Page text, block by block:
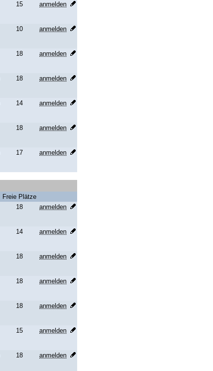
15 anmelden
10 anmelden
18 anmelden
18 anmelden
14 anmelden
18 anmelden
17 anmelden
Freie Plätze
18 anmelden
14 anmelden
18 anmelden
18 anmelden
18 anmelden
15 anmelden
18 anmelden